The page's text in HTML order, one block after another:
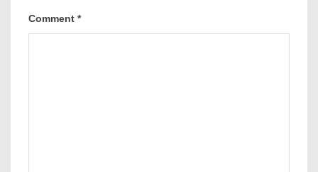
Comment *